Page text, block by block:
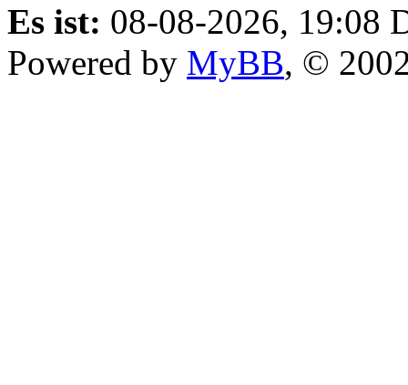
Es ist: 08-08-2026, 19:08
Powered by MyBB, ©